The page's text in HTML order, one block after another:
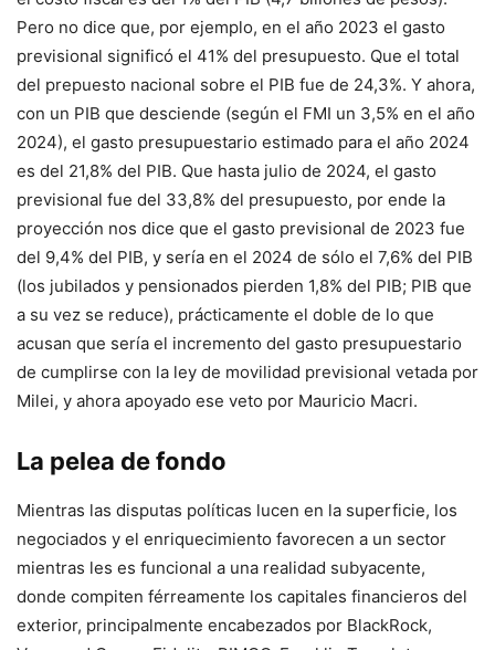
Pero no dice que, por ejemplo, en el año 2023 el gasto
previsional significó el 41% del presupuesto. Que el total
del prepuesto nacional sobre el PIB fue de 24,3%. Y ahora,
con un PIB que desciende (según el FMI un 3,5% en el año
2024), el gasto presupuestario estimado para el año 2024
es del 21,8% del PIB. Que hasta julio de 2024, el gasto
previsional fue del 33,8% del presupuesto, por ende la
proyección nos dice que el gasto previsional de 2023 fue
del 9,4% del PIB, y sería en el 2024 de sólo el 7,6% del PIB
(los jubilados y pensionados pierden 1,8% del PIB; PIB que
a su vez se reduce), prácticamente el doble de lo que
acusan que sería el incremento del gasto presupuestario
de cumplirse con la ley de movilidad previsional vetada por
Milei, y ahora apoyado ese veto por Mauricio Macri.
La pelea de fondo
Mientras las disputas políticas lucen en la superficie, los
negociados y el enriquecimiento favorecen a un sector
mientras les es funcional a una realidad subyacente,
donde compiten férreamente los capitales financieros del
exterior, principalmente encabezados por BlackRock,